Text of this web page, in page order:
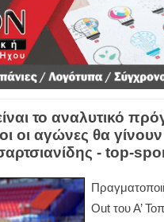
το αναλυτικό
οι αγώνες θα
- top-
Out του Α’